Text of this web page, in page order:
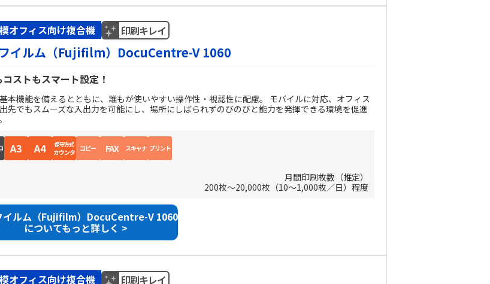
オフィス向け複合機 印刷キレイ
イルム（Fujifilm）DocuCentre-V 1060
ストもスマート設定！
本機能を備えるとともに、誰もが使いやすい操作性・視認性に配慮。 モバイルに対応、オフィス
先でもスムーズな入出力を可能にし、場所にしばられずのびのびと能力を発揮できる環境を促進
A3 A4 保守方式
カウンタ コピー FAX スキャナ プリント
月間印刷枚数（推定）
200枚～20,000枚（10～1,000枚／日）程度
イルム（Fujifilm）DocuCentre-V 1060
についてもっと詳しく >
オフィス向け複合機 印刷キレイ